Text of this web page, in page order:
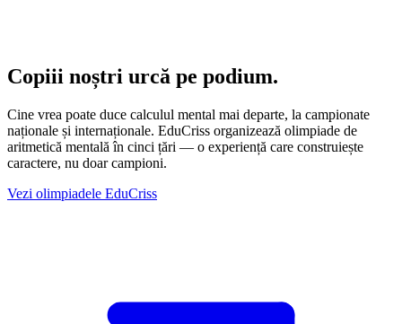
Copiii noștri urcă pe podium.
Cine vrea poate duce calculul mental mai departe, la campionate
naționale și internaționale. EduCriss organizează olimpiade de
aritmetică mentală în cinci țări — o experiență care construiește
caractere, nu doar campioni.
Vezi olimpiadele EduCriss